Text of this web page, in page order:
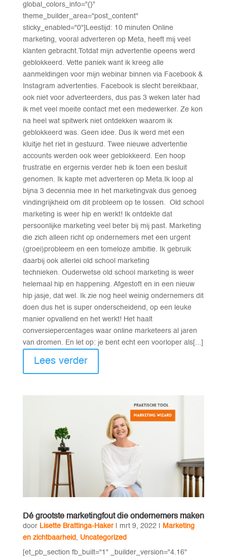
global_colors_info="{}"
theme_builder_area="post_content"
sticky_enabled="0"]Leestijd: 10 minuten Online
marketing, vooral adverteren op Meta, heeft mij veel
klanten gebracht.Totdat mijn advertentie opeens werd
geblokkeerd. Vette paniek want ik kreeg alle
aanmeldingen voor mijn webinar binnen via Facebook &
Instagram advertenties. Facebook is slecht bereikbaar,
ook niet voor adverteerders, dus pas 3 weken later had
ik met veel moeite contact met een medewerker. Ze kon
na heel wat spitwerk niet ontdekken waarom ik
geblokkeerd was. Geen idee. Dus ik werd met een
kluitje het riet in gestuurd. Twee nieuwe advertentie
accounts werden ook weer geblokkeerd. Een hoop
frustratie en ergernis verder heb ik toen een besluit
genomen. Ik kapte met adverteren op Meta.Ik loop al
bijna 3 decennia mee in het marketingvak dus genoeg
vindingrijkheid om dit probleem op te lossen. Old school
marketing is weer hip en werkt! Ik ontdekte dat
persoonlijke marketing veel beter bij mij past. Marketing
die zich alleen richt op ondernemers met een urgent
(groei)probleem en een tomeloze ambitie. Ik gebruik
daarbij ook allerlei old school marketing
technieken. Ouderwetse old school marketing is weer
helemaal hip en happening. Afgestoft en in een nieuw
hip jasje, dat wel. Ik zie nog heel weinig ondernemers dit
doen dus het is super onderscheidend, op een leuke
manier opvallend en het werkt! Het haalt
conversiepercentages waar online marketeers al jaren
van dromen. En let op: je bent echt een voorloper als[...]
Lees verder
Dé grootste marketingfout die ondernemers maken
door Lisette Brattinga-Haker| mrt 9, 2022|
Marketing
en zichtbaarheid , Uncategorized
[et_pb_section fb_built="1" _builder_version="4.16"